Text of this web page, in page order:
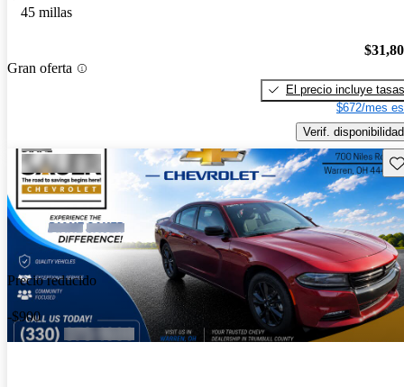
45 millas
Gran oferta
El precio incluye tasas
$672/mes
Verif. disponibilidad
Precio reducido
-$900